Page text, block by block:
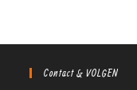
Contact & VOLGEN